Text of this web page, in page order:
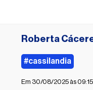
Roberta
#cassilandia
Em 30/08/2025 às